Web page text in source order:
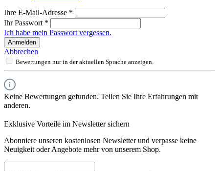
Ihre E-Mail-Adresse *
Ihr Passwort *
Ich habe mein Passwort vergessen.
Anmelden
Abbrechen
Bewertungen nur in der aktuellen Sprache anzeigen.
Keine Bewertungen gefunden. Teilen Sie Ihre Erfahrungen mit
anderen.
Exklusive Vorteile im Newsletter sichern
Abonniere unseren kostenlosen Newsletter und verpasse keine
Neuigkeit oder Angebote mehr von unserem Shop.